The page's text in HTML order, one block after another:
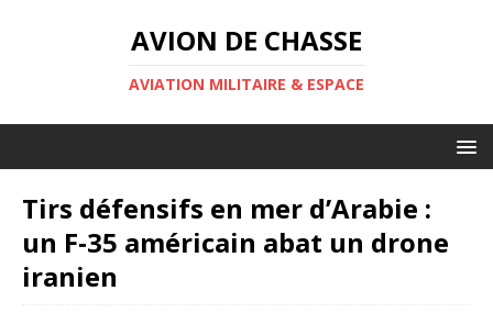
AVION DE CHASSE
AVIATION MILITAIRE & ESPACE
Tirs défensifs en mer d’Arabie :
un F‑35 américain abat un drone
iranien